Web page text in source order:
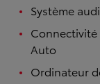
Système
Auto
Ordinateur